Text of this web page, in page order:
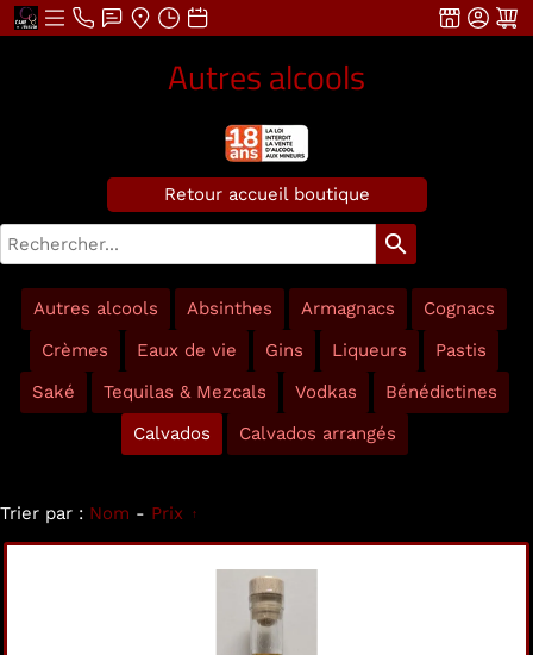
Autres alcools
Retour accueil boutique
search
Autres alcools Absinthes Armagnacs
Cognacs
Crèmes
Eaux de vie Gins Liqueurs
Pastis
Saké
Tequilas & Mezcals Vodkas
Bénédictines
Calvados
Calvados arrangés
Trier par : Nom - Prix